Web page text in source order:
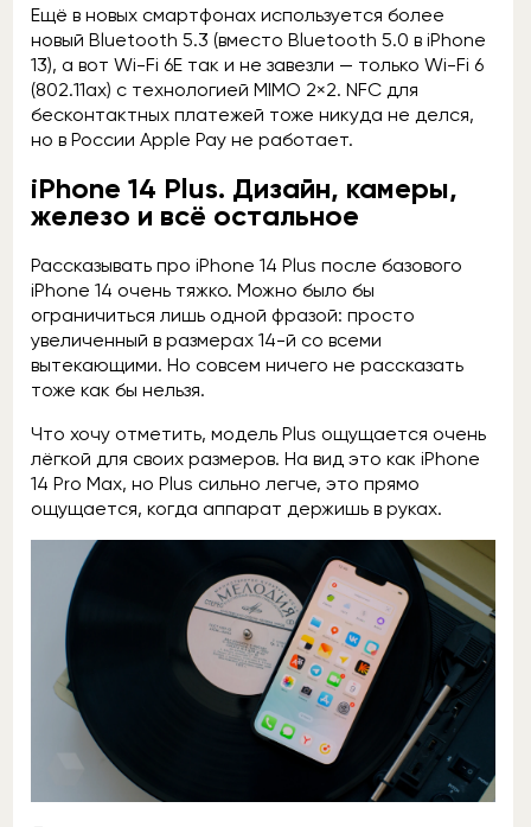
Ещё в новых смартфонах используется более
новый Bluetooth 5.3 (вместо Bluetooth 5.0 в iPhone
13), а вот Wi-Fi 6E так и не завезли — только Wi-Fi 6
(802.11ax) с технологией MIMO 2×2. NFC для
бесконтактных платежей тоже никуда не делся,
но в России Apple Pay не работает.
iPhone 14 Plus. Дизайн, камеры,
железо и всё остальное
Рассказывать про iPhone 14 Plus после базового
iPhone 14 очень тяжко. Можно было бы
ограничиться лишь одной фразой: просто
увеличенный в размерах 14-й со всеми
вытекающими. Но совсем ничего не рассказать
тоже как бы нельзя.
Что хочу отметить, модель Plus ощущается очень
лёгкой для своих размеров. На вид это как iPhone
14 Pro Max, но Plus сильно легче, это прямо
ощущается, когда аппарат держишь в руках.